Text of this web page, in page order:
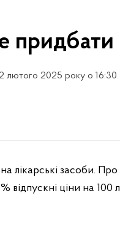
лютого 2025 року о 16:30
лікарські засоби. Про
ціни на 100